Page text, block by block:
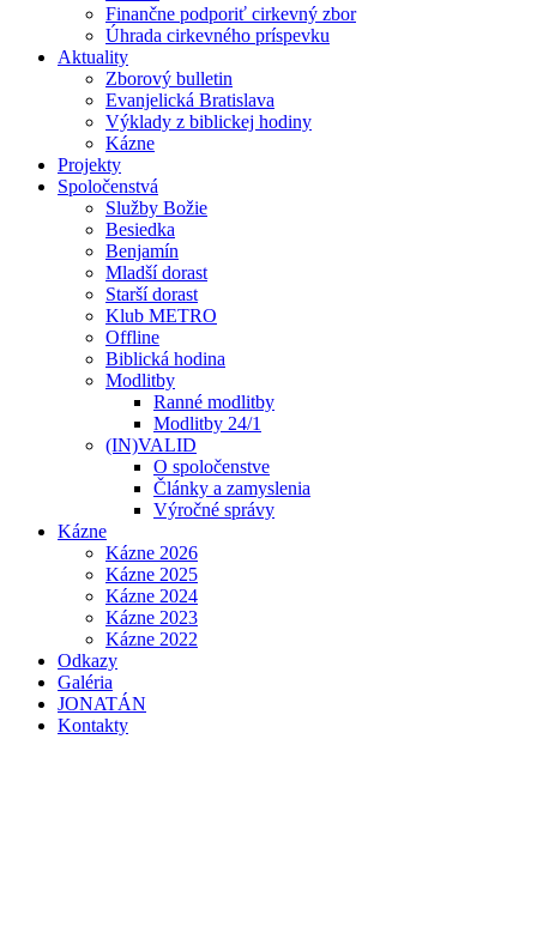
Finančne podporiť cirkevný zbor
Úhrada cirkevného príspevku
Aktuality
Zborový bulletin
Evanjelická Bratislava
Výklady z biblickej hodiny
Kázne
Projekty
Spoločenstvá
Služby Božie
Besiedka
Benjamín
Mladší dorast
Starší dorast
Klub METRO
Offline
Biblická hodina
Modlitby
Ranné modlitby
Modlitby 24/1
(IN)VALID
O spoločenstve
Články a zamyslenia
Výročné správy
Kázne
Kázne 2026
Kázne 2025
Kázne 2024
Kázne 2023
Kázne 2022
Odkazy
Galéria
JONATÁN
Kontakty